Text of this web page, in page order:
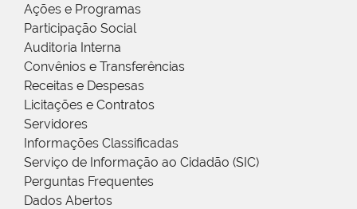
Ações e Programas
Participação Social
Auditoria Interna
Convênios e Transferências
Receitas e Despesas
Licitações e Contratos
Servidores
Informações Classificadas
Serviço de Informação ao Cidadão (SIC)
Perguntas Frequentes
Dados Abertos